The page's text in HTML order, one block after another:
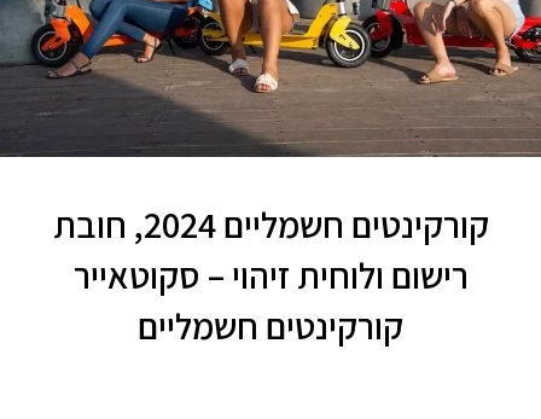
קורקינטים חשמליים 2024, חובת
רישום ולוחית זיהוי – סקוטאייר
קורקינטים חשמליים